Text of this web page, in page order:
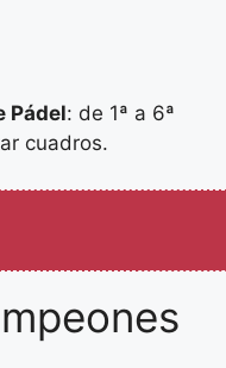
Pádel: de 1ª a 6ª
cuadros.